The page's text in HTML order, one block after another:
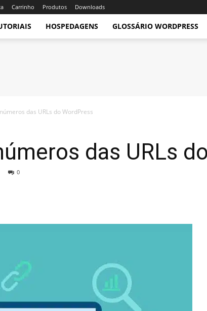
Carrinho Produtos Downloads
HOSPEDAGENS GLOSSÁRIO WORDPRESS
das URLs do WordPress
das URLs
0